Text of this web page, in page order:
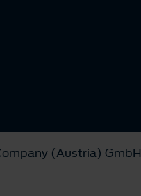
(Austria) GmbH